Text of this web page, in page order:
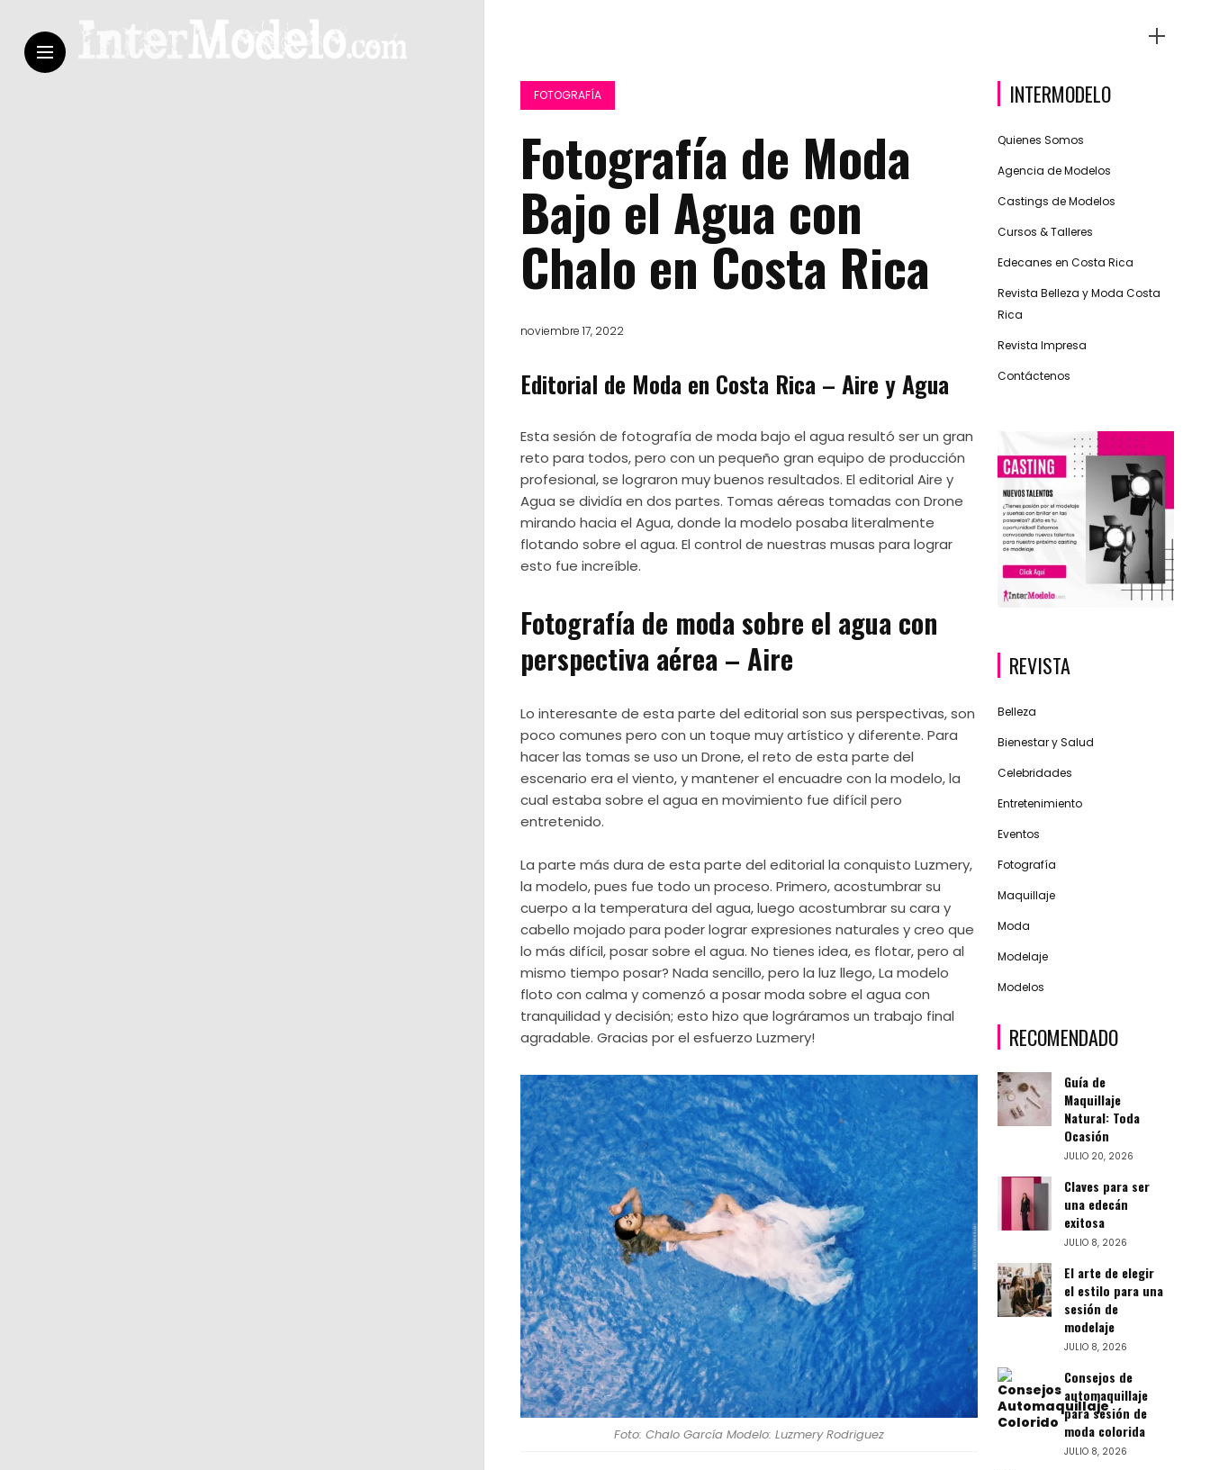
FOTOGRAFÍA
Fotografía de Moda
Bajo el Agua con
Chalo en Costa Rica
noviembre 17, 2022
Editorial de Moda en Costa Rica – Aire y Agua
Esta sesión de fotografía de moda bajo el agua resultó ser un gran
reto para todos, pero con un pequeño gran equipo de producción
profesional, se lograron muy buenos resultados. El editorial Aire y
Agua se dividía en dos partes. Tomas aéreas tomadas con Drone
mirando hacia el Agua, donde la modelo posaba literalmente
flotando sobre el agua. El control de nuestras musas para lograr
esto fue increíble.
Fotografía de moda sobre el agua con
perspectiva aérea – Aire
Lo interesante de esta parte del editorial son sus perspectivas, son
poco comunes pero con un toque muy artístico y diferente. Para
hacer las tomas se uso un Drone, el reto de esta parte del
escenario era el viento, y mantener el encuadre con la modelo, la
cual estaba sobre el agua en movimiento fue difícil pero
entretenido.
La parte más dura de esta parte del editorial la conquisto Luzmery,
la modelo, pues fue todo un proceso. Primero, acostumbrar su
cuerpo a la temperatura del agua, luego acostumbrar su cara y
cabello mojado para poder lograr expresiones naturales y creo que
lo más difícil, posar sobre el agua. No tienes idea, es flotar, pero al
mismo tiempo posar? Nada sencillo, pero la luz llego, La modelo
floto con calma y comenzó a posar moda sobre el agua con
tranquilidad y decisión; esto hizo que lográramos un trabajo final
agradable. Gracias por el esfuerzo Luzmery!
Foto: Chalo García Modelo: Luzmery Rodriguez
INTERMODELO
Quienes Somos
Agencia de Modelos
Castings de Modelos
Cursos & Talleres
Edecanes en Costa Rica
Revista Belleza y Moda Costa
Rica
Revista Impresa
Contáctenos
REVISTA
Belleza
Bienestar y Salud
Celebridades
Entretenimiento
Eventos
Fotografía
Maquillaje
Moda
Modelaje
Modelos
RECOMENDADO
Guía de
Maquillaje
Natural: Toda
Ocasión
JULIO 20, 2026
Claves para ser
una edecán
exitosa
JULIO 8, 2026
El arte de elegir
el estilo para una
sesión de
modelaje
JULIO 8, 2026
Consejos de
automaquillaje
para sesión de
moda colorida
JULIO 8, 2026